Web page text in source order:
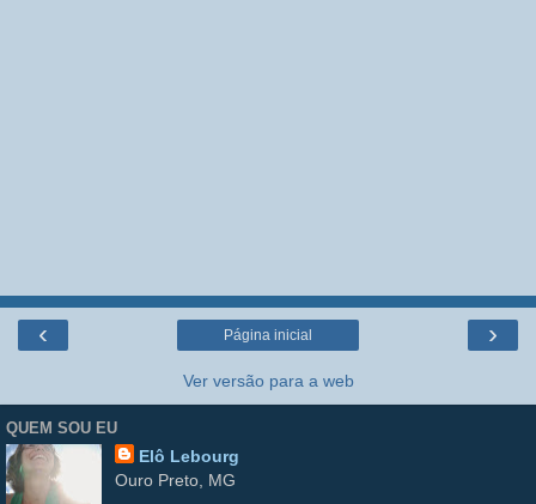
‹ ›
Página inicial
Ver versão para a web
QUEM SOU EU
Elô Lebourg
Ouro Preto, MG